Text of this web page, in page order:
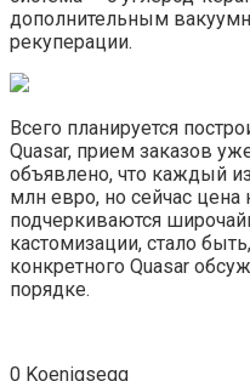
дополнительным
рекуперации.
Всего планируется
Quasar, прием заказов
объявлено, что каждый
млн евро, но сейчас цена
подчеркиваются
кастомизации, стало
конкретного Quasar
порядке.
0 Koenigsegg